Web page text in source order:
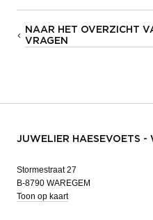
NAAR HET OVERZICHT
VRAGEN
JUWELIER HAESEVOETS -
Stormestraat 27
B-8790 WAREGEM
Toon op kaart